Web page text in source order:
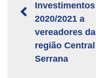
Investimentos
2020/2021 a
vereadores da
região Central
Serrana